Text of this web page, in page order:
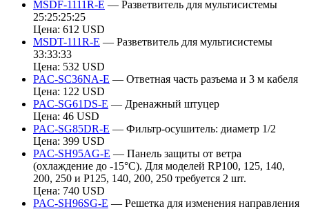
MSDF-1111R-E — Разветвитель для мультисистемы
25:25:25:25
Цена: 612 USD
MSDT-111R-E — Разветвитель для мультисистемы
33:33:33
Цена: 532 USD
PAC-SC36NA-E — Ответная часть разъема и 3 м кабеля
Цена: 122 USD
PAC-SG61DS-E — Дренажный штуцер
Цена: 46 USD
PAC-SG85DR-E — Фильтр-осушитель: диаметр 1/2
Цена: 399 USD
PAC-SH95AG-E — Панель защиты от ветра
(охлаждение до -15°С). Для моделей RP100, 125, 140,
200, 250 и P125, 140, 200, 250 требуется 2 шт.
Цена: 740 USD
PAC-SH96SG-E — Решетка для изменения направления